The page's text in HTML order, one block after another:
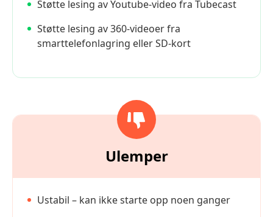
Støtte lesing av Youtube-video fra Tubecast
Støtte lesing av 360-videoer fra
smarttelefonlagring eller SD-kort
Ulemper
Ustabil – kan ikke starte opp noen ganger